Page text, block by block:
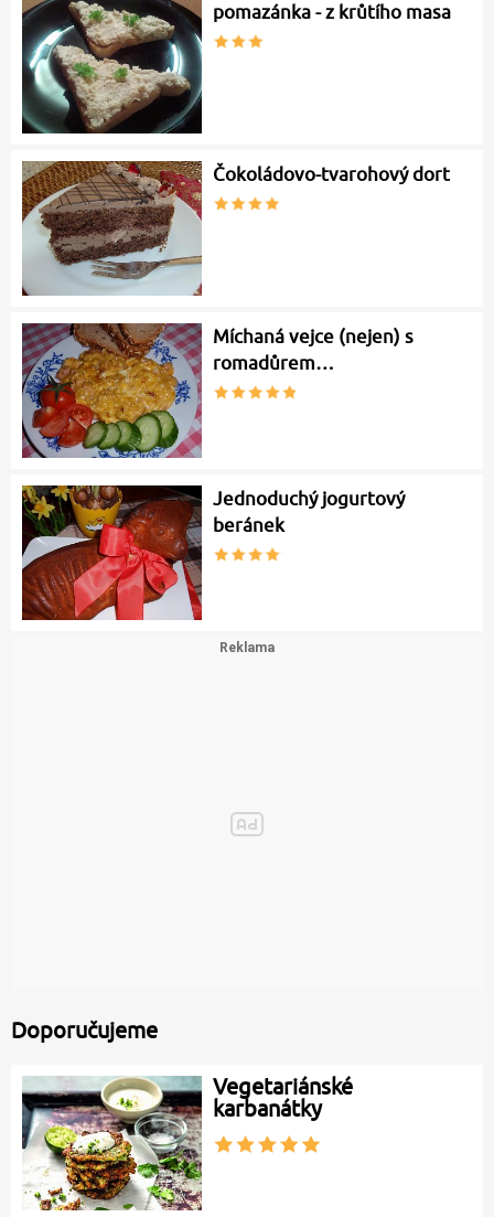
pomazánka - z krůtího masa
Čokoládovo-tvarohový dort
Míchaná vejce (nejen) s
romadůrem…
Jednoduchý jogurtový
beránek
Doporučujeme
Vegetariánské
karbanátky